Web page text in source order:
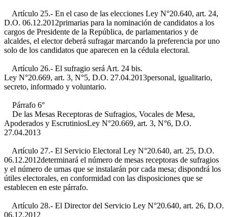
Artículo 25.- En el caso de las elecciones Ley N°20.640, art. 24,
D.O. 06.12.2012primarias para la nominación de candidatos a los
cargos de Presidente de la República, de parlamentarios y de
alcaldes, el elector deberá sufragar marcando la preferencia por uno
solo de los candidatos que aparecen en la cédula electoral.
Artículo 26.- El sufragio será Art. 24 bis.
Ley N°20.669, art. 3, N°5, D.O. 27.04.2013personal, igualitario,
secreto, informado y voluntario.
Párrafo 6°
De las Mesas Receptoras de Sufragios, Vocales de Mesa,
Apoderados y EscrutiniosLey N°20.669, art. 3, N°6, D.O.
27.04.2013
Artículo 27.- El Servicio Electoral Ley N°20.640, art. 25, D.O.
06.12.2012determinará el número de mesas receptoras de sufragios
y el número de urnas que se instalarán por cada mesa; dispondrá los
útiles electorales, en conformidad con las disposiciones que se
establecen en este párrafo.
Artículo 28.- El Director del Servicio Ley N°20.640, art. 26, D.O.
06.12.2012